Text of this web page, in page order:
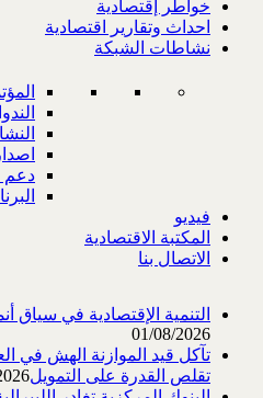
خواطر إقتصادية
احداث وتقارير اقتصادية
نشاطات الشبكة
دعم
فيديو
المكتبة الاقتصادية
الاتصال بنا
التنمية الإقتصادية في سياق
01/08/2026
تآكل قيد الموازنة الهش في
تقلص القدرة على التمويل‎ (...